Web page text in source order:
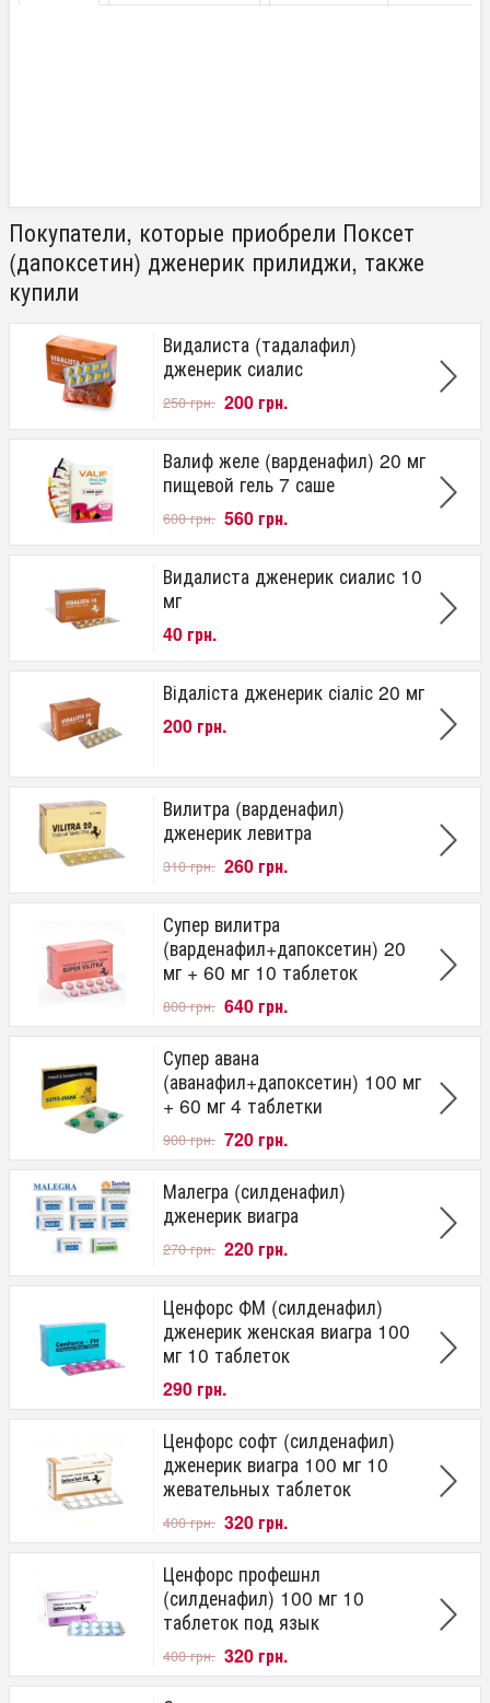
Покупатели, которые приобрели Поксет
(дапоксетин) дженерик прилиджи, также
купили
Видалиста (тадалафил)
дженерик сиалис
250 грн. 200 грн.
Валиф желе (варденафил) 20 мг
пищевой гель 7 саше
600 грн. 560 грн.
Видалиста дженерик сиалис 10
мг
40 грн.
Відаліста дженерик сіаліс 20 мг
200 грн.
Вилитра (варденафил)
дженерик левитра
310 грн. 260 грн.
Супер вилитра
(варденафил+дапоксетин) 20
мг + 60 мг 10 таблеток
800 грн. 640 грн.
Супер авана
(аванафил+дапоксетин) 100 мг
+ 60 мг 4 таблетки
900 грн. 720 грн.
Малегра (силденафил)
дженерик виагра
270 грн. 220 грн.
Ценфорс ФМ (силденафил)
дженерик женская виагра 100
мг 10 таблеток
290 грн.
Ценфорс софт (силденафил)
дженерик виагра 100 мг 10
жевательных таблеток
400 грн. 320 грн.
Ценфорс профешнл
(силденафил) 100 мг 10
таблеток под язык
400 грн. 320 грн.